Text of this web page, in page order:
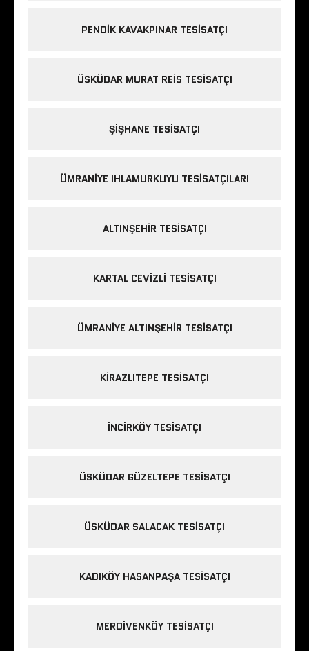
PENDIK KAVAKPINAR TESISATÇI
ÜSKÜDAR MURAT REIS TESISATÇI
ŞIŞHANE TESISATÇI
ÜMRANIYE IHLAMURKUYU TESISATÇILARI
ALTINŞEHIR TESISATÇI
KARTAL CEVIZLI TESISATÇI
ÜMRANIYE ALTINŞEHIR TESISATÇI
KIRAZLITEPE TESISATÇI
INCIRKÖY TESISATÇI
ÜSKÜDAR GÜZELTEPE TESISATÇI
ÜSKÜDAR SALACAK TESISATÇI
KADIKÖY HASANPAŞA TESISATÇI
MERDIVENKÖY TESISATÇI